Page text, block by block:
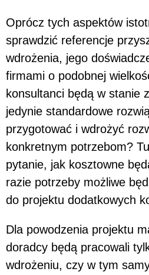
Oprócz tych aspektów
sprawdzić referencje
wdrożenia, jego
firmami o podobnej
konsultanci będą w stanie
jedynie standardowe
przygotować i wdrożyć
konkretnym potrzebom?
pytanie, jak kosztowne
razie potrzeby możliwe
do projektu dodatkowych
Dla powodzenia projektu
doradcy będą pracowali
wdrożeniu, czy w tym